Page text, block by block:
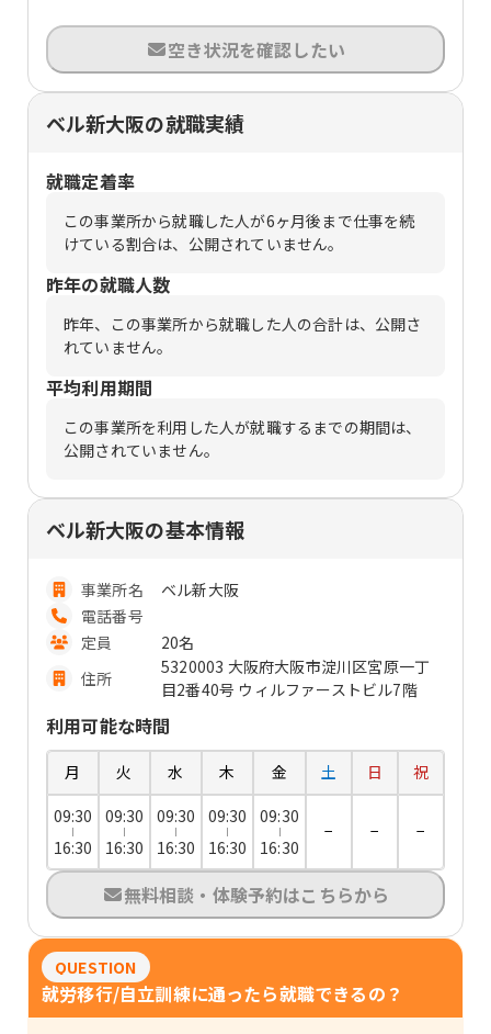
空き状況を確認したい
ベル新大阪の就職実績
就職定着率
この事業所から就職した人が6ヶ月後まで仕事を続
けている割合は、公開されていません。
昨年の就職人数
昨年、この事業所から就職した人の合計は、公開さ
れていません。
平均利用期間
この事業所を利用した人が就職するまでの期間は、
公開されていません。
ベル新大阪の基本情報
事業所名
ベル新大阪
電話番号
定員
20名
住所
5320003 大阪府大阪市淀川区宮原一丁
目2番40号 ウィルファーストビル7階
利用可能な時間
月 火 水 木 金 土 日
祝
09:30
16:30
09:30
16:30
09:30
16:30
09:30
16:30
09:30
16:30
− − −
無料相談・体験予約はこちらから
QUESTION
就労移行/自立訓練に通ったら就職できるの？